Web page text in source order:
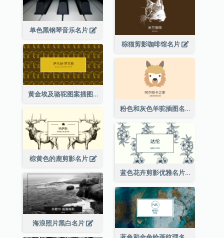
单色黑钢琴音乐名片
棕猫剪影咖啡馆名片
黄金埃及骆驼图案插图名片
粉色和灰色羊驼插图名片
棕黄色的鹿剪影名片
蓝色花卉剪影优雅名片
海浪照片黑白名片